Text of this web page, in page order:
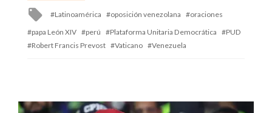
Tagged
Latinoamérica oposición venezolana
oraciones
papa León XIV
perú Plataforma Unitaria Democrática
PUD
Robert Francis Prevost
Vaticano Venezuela